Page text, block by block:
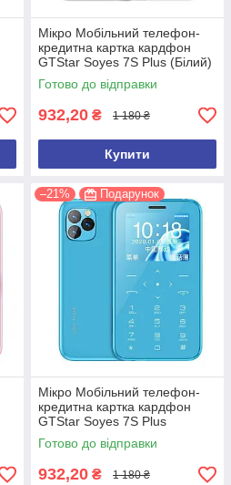
Мікро Мобільний телефон-
кредитна картка кардфон
GTStar Soyes 7S Plus (Білий)
Готово до відправки
932,20 ₴ 1 180 ₴
Купити
–21% Подарунок
Мікро Мобільний телефон-
кредитна картка кардфон
GTStar Soyes 7S Plus
(Блакитний)
Готово до відправки
932,20 ₴ 1 180 ₴